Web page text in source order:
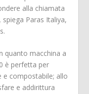
alla chiamata
Paras Italiya,
quanto macchina a
è perfetta per
e compostabile; allo
e addirittura